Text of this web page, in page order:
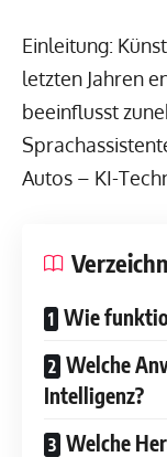
Einleitung:
letzten Jahren
beeinflusst
Autos – KI-
Wie
Welche
Intelligenz?
Welche